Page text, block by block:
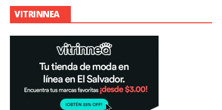
VITRINNEA